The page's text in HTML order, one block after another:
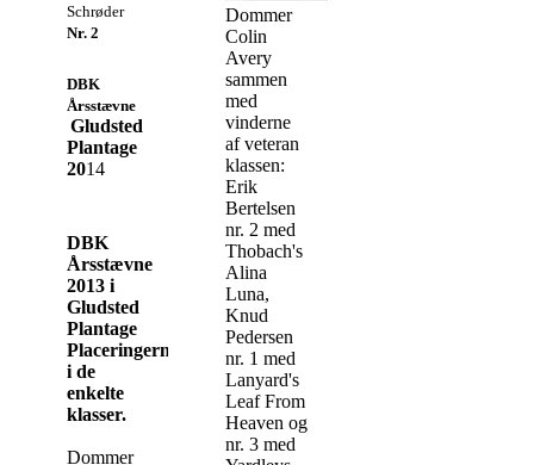
Schrøder
Nr. 2
DBK
Årsstævne
Gludsted
Plantage
2014
DBK
Årsstævne
2013 i
Gludsted
Plantage
Placeringerne
i de
enkelte
klasser.
Dommer
Dommer
Colin
Avery
sammen
med
vinderne
af veteran
klassen:
Erik
Bertelsen
nr. 2 med
Thobach's
Alina
Luna,
Knud
Pedersen
nr. 1 med
Lanyard's
Leaf From
Heaven og
nr. 3 med